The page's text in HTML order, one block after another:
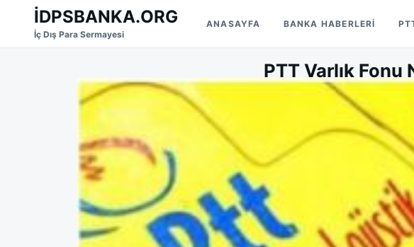
Search
for:
İDPSBANKA.ORG
İç Dış Para Sermayesi
ANASAYFA BANKA HABERLERI
PTT Varlık Fonu
SELIN BIRCAN